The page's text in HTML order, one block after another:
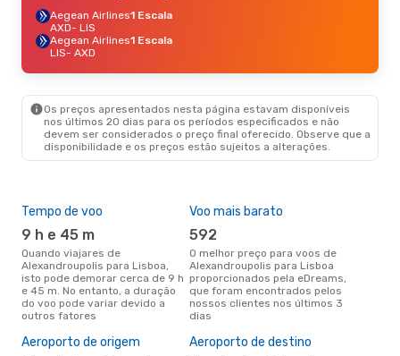
Aegean Airlines1 Escala
AXD- LIS
Aegean Airlines1 Escala
LIS- AXD
Os preços apresentados nesta página estavam disponíveis
nos últimos 20 dias para os períodos especificados e não
devem ser considerados o preço final oferecido. Observe que a
disponibilidade e os preços estão sujeitos a alterações.
Tempo de voo
9 h e 45 m
Quando viajares de
Alexandroupolis para Lisboa,
isto pode demorar cerca de 9 h
e 45 m. No entanto, a duração
do voo pode variar devido a
outros fatores
Voo mais barato
592
O melhor preço para voos de
Alexandroupolis para Lisboa
proporcionados pela eDreams,
que foram encontrados pelos
nossos clientes nos últimos 3
dias
Aeroporto de origem Aeroporto de destino